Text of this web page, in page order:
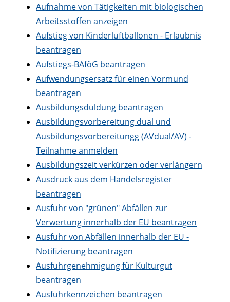
Aufnahme von Tätigkeiten mit biologischen
Arbeitsstoffen anzeigen
Aufstieg von Kinderluftballonen - Erlaubnis
beantragen
Aufstiegs-BAföG beantragen
Aufwendungsersatz für einen Vormund
beantragen
Ausbildungsduldung beantragen
Ausbildungsvorbereitung dual und
Ausbildungsvorbereitungg (AVdual/AV) -
Teilnahme anmelden
Ausbildungszeit verkürzen oder verlängern
Ausdruck aus dem Handelsregister
beantragen
Ausfuhr von "grünen" Abfällen zur
Verwertung innerhalb der EU beantragen
Ausfuhr von Abfällen innerhalb der EU -
Notifizierung beantragen
Ausfuhrgenehmigung für Kulturgut
beantragen
Ausfuhrkennzeichen beantragen